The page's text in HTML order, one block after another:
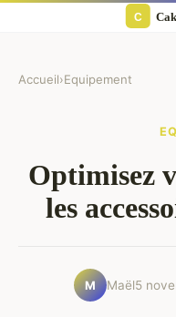
Accueil›Equipement
Optimisez
les
M Maël5